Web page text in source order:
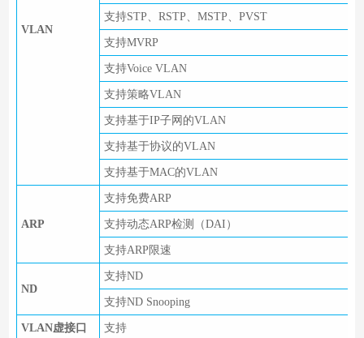
VLAN
支持STP、RSTP、MSTP、PVST
支持MVRP
支持Voice VLAN
支持策略VLAN
支持基于IP子网的VLAN
支持基于协议的VLAN
支持基于MAC的VLAN
ARP
支持免费ARP
支持动态ARP检测（DAI）
支持ARP限速
ND
支持ND
支持ND Snooping
VLAN虚接口 支持